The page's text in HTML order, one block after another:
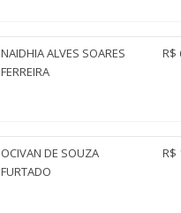
NAIDHIA ALVES SOARES
FERREIRA
R$
OCIVAN DE SOUZA
FURTADO
R$